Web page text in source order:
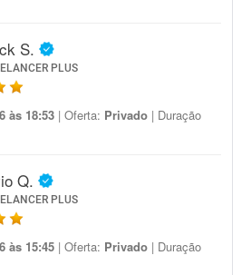
S.
PLUS
às 18:53 | Oferta: Privado | Duração
Q.
PLUS
às 15:45 | Oferta: Privado | Duração